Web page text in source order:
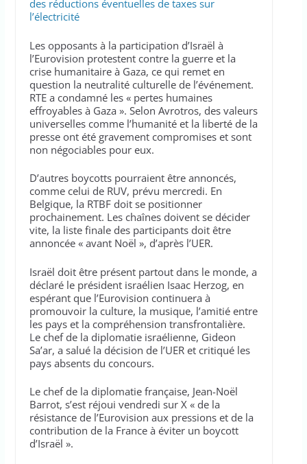
des réductions éventuelles de taxes sur
l’électricité
Les opposants à la participation d’Israël à
l’Eurovision protestent contre la guerre et la
crise humanitaire à Gaza, ce qui remet en
question la neutralité culturelle de l’événement.
RTE a condamné les « pertes humaines
effroyables à Gaza ». Selon Avrotros, des valeurs
universelles comme l’humanité et la liberté de la
presse ont été gravement compromises et sont
non négociables pour eux.
D’autres boycotts pourraient être annoncés,
comme celui de RUV, prévu mercredi. En
Belgique, la RTBF doit se positionner
prochainement. Les chaînes doivent se décider
vite, la liste finale des participants doit être
annoncée « avant Noël », d’après l’UER.
Israël doit être présent partout dans le monde, a
déclaré le président israélien Isaac Herzog, en
espérant que l’Eurovision continuera à
promouvoir la culture, la musique, l’amitié entre
les pays et la compréhension transfrontalière.
Le chef de la diplomatie israélienne, Gideon
Sa’ar, a salué la décision de l’UER et critiqué les
pays absents du concours.
Le chef de la diplomatie française, Jean-Noël
Barrot, s’est réjoui vendredi sur X « de la
résistance de l’Eurovision aux pressions et de la
contribution de la France à éviter un boycott
d’Israël ».